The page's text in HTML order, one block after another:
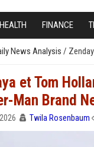
HEALTH FINANCE
News Analysis /
et Tom
Man Brand
Twila Rosenbaum